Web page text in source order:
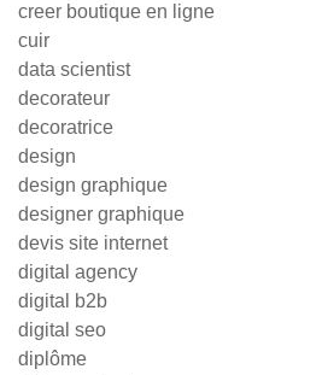
creer boutique en ligne
cuir
data scientist
decorateur
decoratrice
design
design graphique
designer graphique
devis site internet
digital agency
digital b2b
digital seo
diplôme